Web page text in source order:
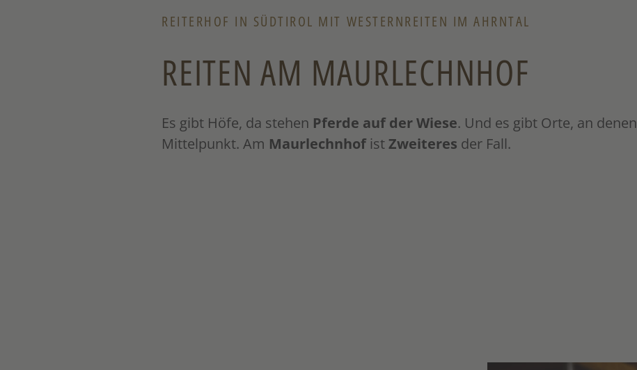
REITERHOF IN SÜDTIROL MIT WESTERNREITEN IM AHRNTAL
REITEN AM MAURLECHNHOF
Es gibt Höfe, da stehen Pferde auf der Wiese. Und es gibt Orte, an denen
Mittelpunkt. Am Maurlechnhof istZweiteres der Fall.